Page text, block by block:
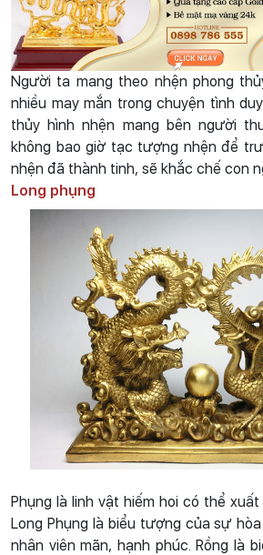
Người ta mang theo nhện phong
nhiều may mắn trong chuyện tình
thủy hình nhện mang bên người
không bao giờ tạc tượng nhện để
nhện đã thành tinh, sẽ khắc chế con
Long phụng
Phụng là linh vật hiếm hoi có thể
Long Phụng là biểu tượng của sự
nhân viên mãn, hạnh phúc. Rồng là